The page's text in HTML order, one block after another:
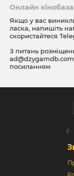
Онлайн
Якщо у вас
ласка, напишіть
скористайтеся
З питань
ad@dzygamdb.com
посиланням